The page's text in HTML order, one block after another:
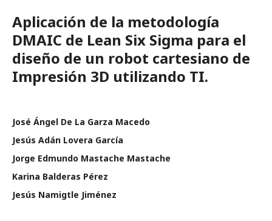
Aplicación de la metodología
DMAIC de Lean Six Sigma para el
diseño de un robot cartesiano de
Impresión 3D utilizando TI.
José Ángel De La Garza Macedo
Jesús Adán Lovera García
Jorge Edmundo Mastache Mastache
Karina Balderas Pérez
Jesús Namigtle Jiménez